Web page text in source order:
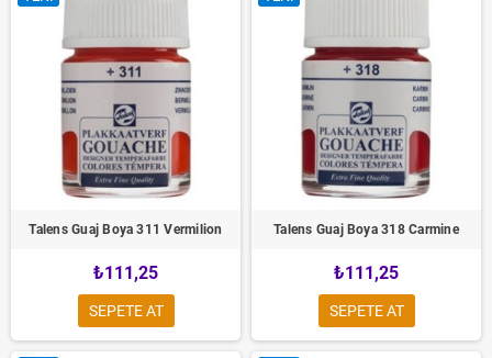
Talens Guaj Boya 311 Vermilion
₺111,25
SEPETE AT
Talens Guaj Boya 318 Carmine
₺111,25
SEPETE AT